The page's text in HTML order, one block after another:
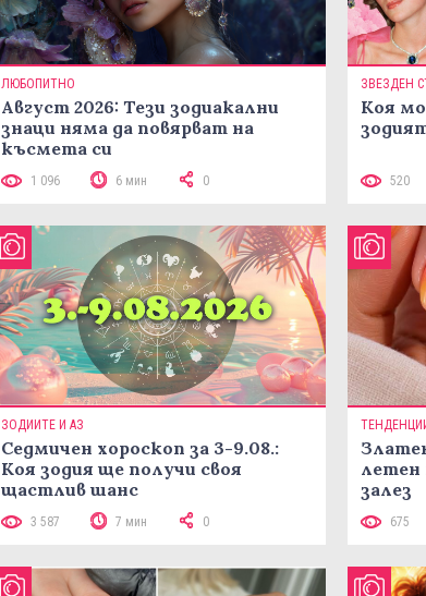
ЛЮБОПИТНО
Август 2026: Тези зодиакални
знаци няма да повярват на
късмета си
1 096 6 мин 0
ЗВЕЗДЕН
Коя
520
ЗОДИИТЕ И АЗ
Седмичен хороскоп за 3-9.08.:
Коя зодия ще получи своя
щастлив шанс
3 587 7 мин 0
летен
залез
675